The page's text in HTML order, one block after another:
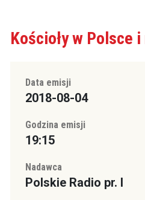
Kościoły w Polsce
Data emisji
2018-08-04
Godzina emisji
19:15
Nadawca
Polskie Radio pr. I